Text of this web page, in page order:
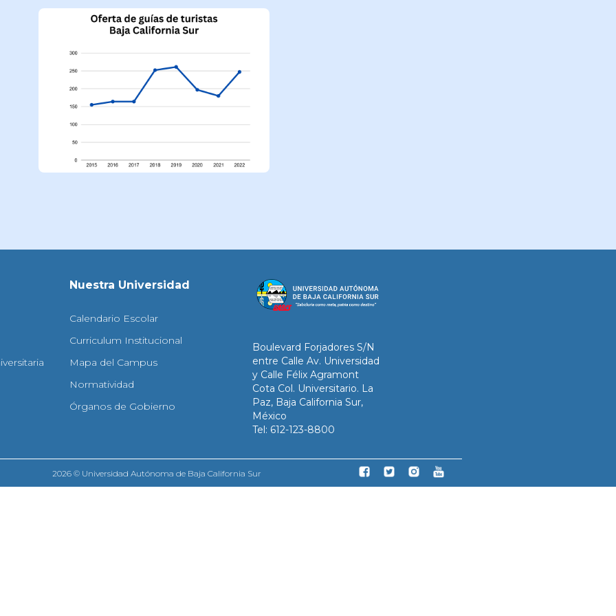
Nuestra Universidad
Calendario Escolar
Curriculum Institucional
Mapa del Campus
Normatividad
Órganos de Gobierno
Boulevard Forjadores S/N
entre Calle Av. Universidad
y Calle Félix Agramont
Cota Col. Universitario. La
Paz, Baja California Sur,
México
Tel: 612-123-8800
2026 © Universidad Autónoma de Baja California Sur